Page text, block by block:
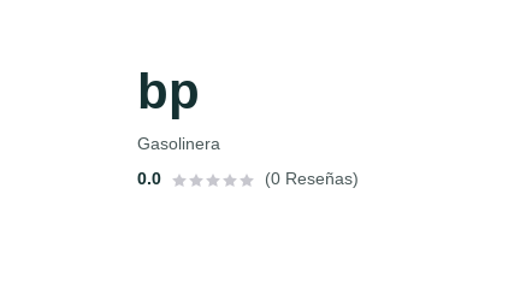
bp
Gasolinera
0.0
(0 Reseñas)